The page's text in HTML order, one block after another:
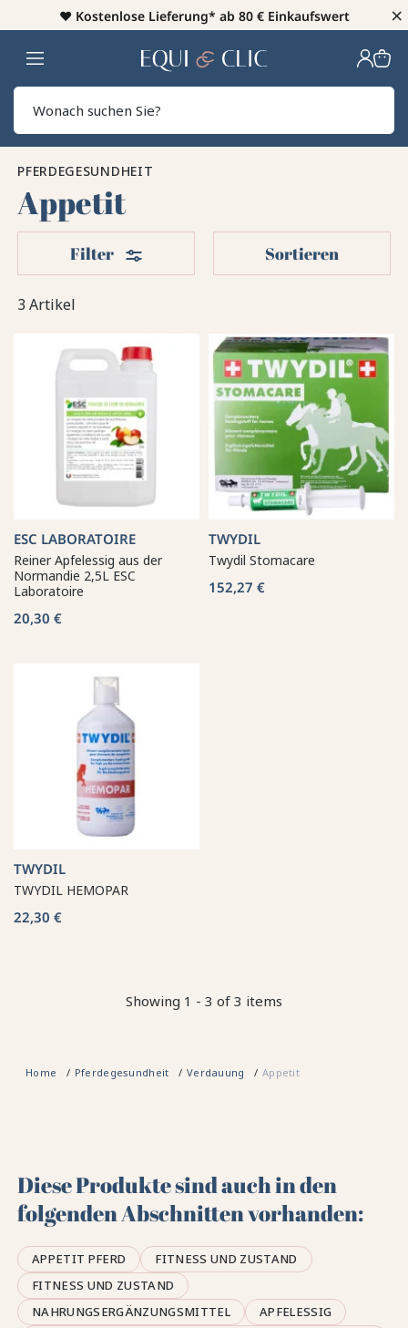
♥️ Kostenlose Lieferung* ab 80 € Einkaufswert ×
Heim
PFERDEGESUNDHEIT
Appetit
3 Artikel
Filter Filter Sortieren
ESC LABORATOIRE
Reiner Apfelessig aus der
Normandie 2,5L ESC
Laboratoire
20,30 €
TWYDIL
Twydil Stomacare
152,27 €
TWYDIL
TWYDIL HEMOPAR
22,30 €
Showing 1 - 3 of 3 items
Home Pferdegesundheit Verdauung Appetit
Diese Produkte sind auch in den
folgenden Abschnitten vorhanden:
APPETIT PFERD
FITNESS UND ZUSTAND
FITNESS UND ZUSTAND
NAHRUNGSERGÄNZUNGSMITTEL
APFELESSIG